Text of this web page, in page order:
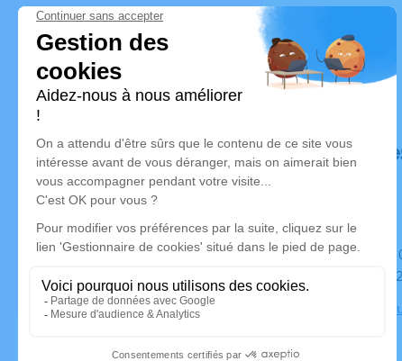
Déroulé
Du samedi 01 novembre 2025 à 10h30 au jeudi 06
novembre
Chambre